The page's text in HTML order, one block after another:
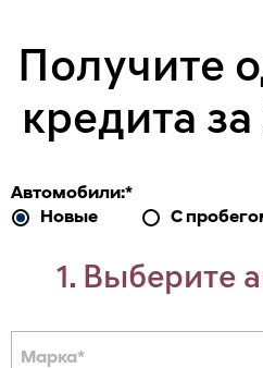
Получите
кредита
Автомобили:*
Новые
С
1. Выберите
Марка*